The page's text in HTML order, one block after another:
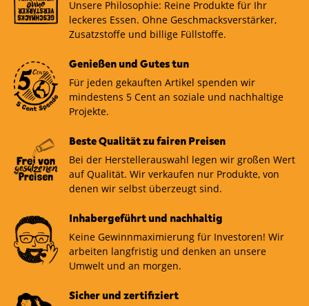
Unsere Philosophie: Reine Produkte für Ihr
leckeres Essen. Ohne Geschmacksverstärker,
Zusatzstoffe und billige Füllstoffe.
Genießen und Gutes tun
Für jeden gekauften Artikel spenden wir
mindestens 5 Cent an soziale und nachhaltige
Projekte.
Beste Qualität zu fairen Preisen
Bei der Herstellerauswahl legen wir großen Wert
auf Qualität. Wir verkaufen nur Produkte, von
denen wir selbst überzeugt sind.
Inhabergeführt und nachhaltig
Keine Gewinnmaximierung für Investoren! Wir
arbeiten langfristig und denken an unsere
Umwelt und an morgen.
Sicher und zertifiziert